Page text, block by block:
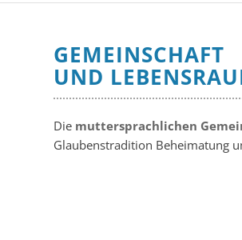
GEMEINSCHAFT
UND
Die muttersprachlichen
Glaubenstradition Beheimatung